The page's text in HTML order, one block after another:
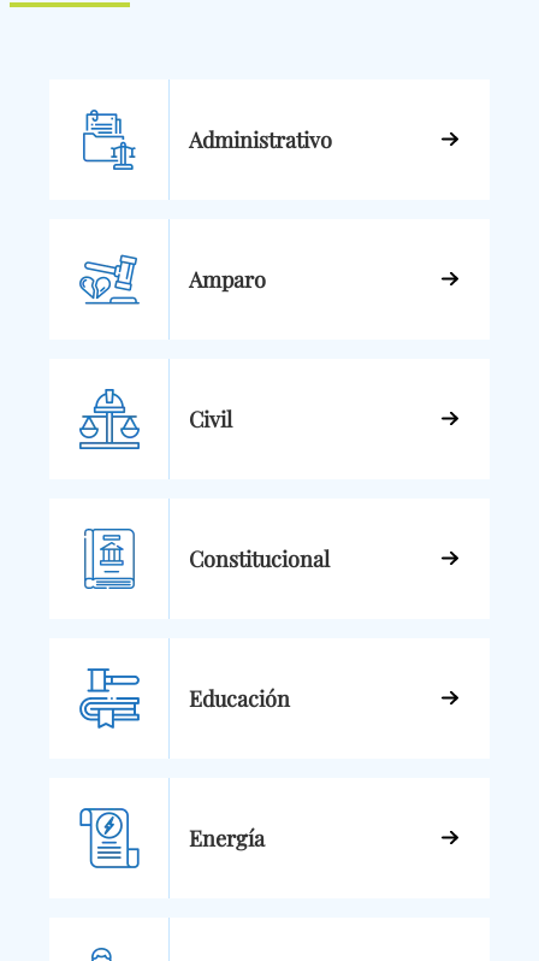
Administrativo
Amparo
Civil
Constitucional
Educación
Energía